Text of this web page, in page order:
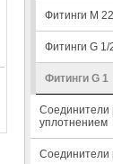
Фитинги М
Фитинги G 1/
Фитинги G 1
Соединители
уплотнением
Соединители